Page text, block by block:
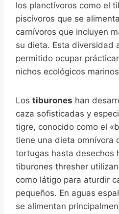
los planctívoros como el
piscívoros que se
carnívoros que incluyen
su dieta. Esta diversidad
permitido ocupar
nichos ecológicos
Los tiburones han
caza sofisticadas y
tigre, conocido como el
tiene una dieta omnívora
tortugas hasta desechos
tiburones thresher
como látigo para aturdir
pequeños. En aguas
se alimentan